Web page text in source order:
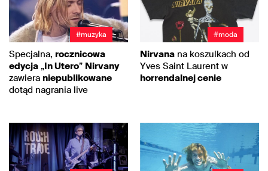
#muzyka
Specjalna, rocznicowa
edycja „In Utero” Nirvany
zawiera niepublikowane
dotąd nagrania live
#moda
Nirvana na koszulkach od
Yves Saint Laurent w
horrendalnej cenie